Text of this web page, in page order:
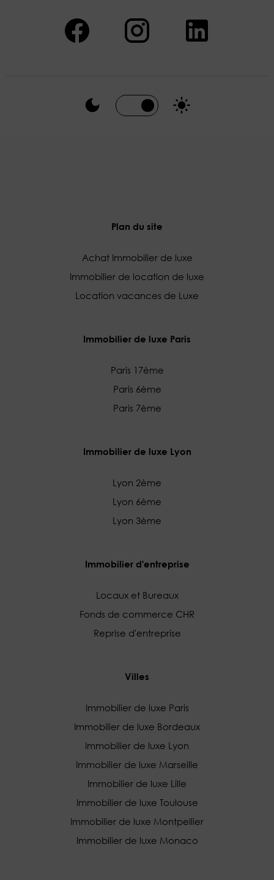
Plan du site
Achat Immobilier de luxe
Immobilier de location de luxe
Location vacances de Luxe
Immobilier de luxe Paris
Paris 17ème
Paris 6ème
Paris 7ème
Immobilier de luxe Lyon
Lyon 2ème
Lyon 6ème
Lyon 3ème
Immobilier d'entreprise
Locaux et Bureaux
Fonds de commerce CHR
Reprise d'entreprise
Villes
Immobilier de luxe Paris
Immobilier de luxe Bordeaux
Immobilier de luxe Lyon
Immobilier de luxe Marseille
Immobilier de luxe Lille
Immobilier de luxe Toulouse
Immobilier de luxe Montpellier
Immobilier de luxe Monaco